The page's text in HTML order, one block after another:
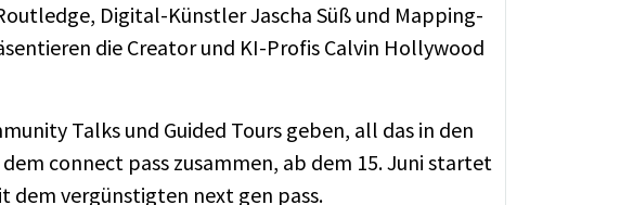
Digital-Künstler Jascha Süß und Mapping-
die Creator und KI-Profis Calvin Hollywood
Talks und Guided Tours geben, all das in den
connect pass zusammen, ab dem 15. Juni startet
dem vergünstigten next gen pass.